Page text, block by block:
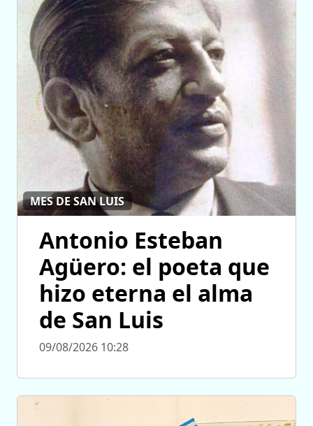
MES DE SAN LUIS
Antonio Esteban
Agüero: el poeta que
hizo eterna el alma
de San Luis
09/08/2026 10:28